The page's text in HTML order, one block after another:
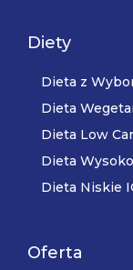
Diety
Dieta z
Dieta
Dieta Low
Dieta
Dieta Niskie
Oferta